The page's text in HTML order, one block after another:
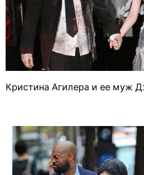
Кристина Агилера и ее муж